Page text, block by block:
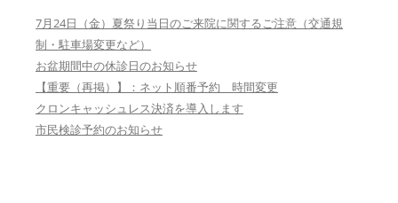
7月24日（金）夏祭り当日のご来院に関するご注意（交通規
制・駐車場変更など）
お盆期間中の休診日のお知らせ
【重要（再掲）】：ネット順番予約 時間変更
クロンキャッシュレス決済を導入します
市民検診予約のお知らせ